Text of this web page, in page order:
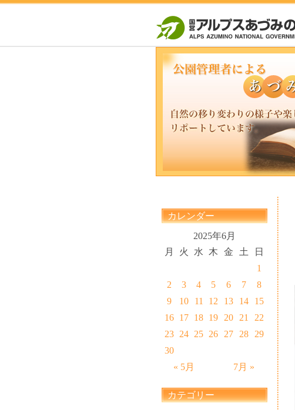
カレンダー
2025年6月
月
火 水 木 金 土 日
« 5月 7月 »
1
2
3 4 5 6 7
8
9
10 11 12 13 14
15
16 17 18 19 20 21
22
23 24 25 26 27 28
29
30
カテゴリー